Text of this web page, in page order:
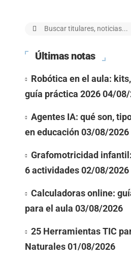
Últimas notas
Robótica en el aula:
guía práctica 202604/
Agentes IA: qué son,
en educación03/08/2026
Grafomotricidad
6 actividades02/08/2026
Calculadoras online:
para el aula 03/08/2026
25 Herramientas TIC
Naturales01/08/2026